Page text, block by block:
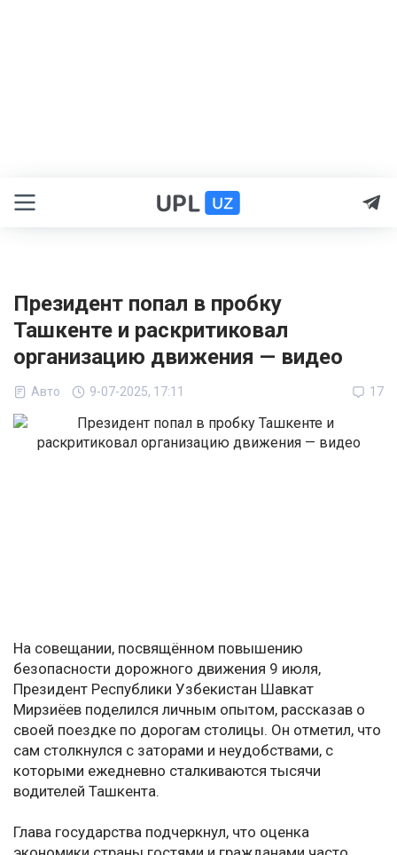
Президент попал в пробку
Ташкенте и раскритиковал
организацию движения — видео
Авто 9-07-2025, 17:11 17
На совещании, посвящённом повышению
безопасности дорожного движения 9 июля,
Президент Республики Узбекистан Шавкат
Мирзиёев поделился личным опытом, рассказав о
своей поездке по дорогам столицы. Он отметил, что
сам столкнулся с заторами и неудобствами, с
которыми ежедневно сталкиваются тысячи
водителей Ташкента.
Глава государства подчеркнул, что оценка